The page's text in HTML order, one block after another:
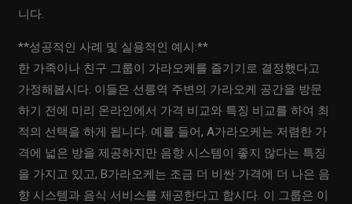
니다.
**성공적인 사례 및 실용적인 예시:**
한 가족이나 친구 그룹이 가라오케를 즐기기로 결정했다고
가정해봅시다. 이들은 선릉역 주변의 가라오케 공간을 방문
하기 전에 미리 온라인에서 가격 비교와 특징 비교를 하여 최
적의 선택을 하게 됩니다. 예를 들어, A가라오케는 저렴한 가
격에 넓은 방을 제공하지만 음향 시스템이 좋지 않다는 특징
을 가지고 있고, B가라오케는 조금 더 비싼 가격에 더 나은 음
향 시스템과 음식 서비스를 제공한다고 합시다. 이 그룹은 이